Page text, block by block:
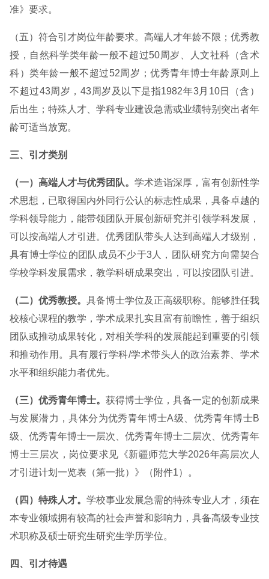
准》要求。
（五）符合引才岗位年龄要求。高端人才年龄不限；优秀教
授，自然科学类年龄一般不超过50周岁、人文社科（含术
科）类年龄一般不超过52周岁；优秀青年博士年龄原则上
不超过43周岁，43周岁及以下是指1982年3月10日（含）
后出生；特殊人才、学科专业建设急需或业绩特别突出者年
龄可适当放宽。
三、引才类别
（一）高端人才与优秀团队。 学术造诣深厚，富有创新性学
术思想，已取得国内外同行公认的标志性成果，具备卓越的
学科领导能力，能带领团队开展创新研究并引领学科发展，
可以按高端人才引进。优秀团队带头人达到高端人才级别，
具有博士学位的团队成员不少于3人，团队研究方向需契合
学校学科发展需求，教学科研成果突出，可以按团队引进。
（二）优秀教授。 具备博士学位及正高级职称。能够胜任我
校核心课程的教学，学术成果扎实且富有前瞻性，善于组织
团队或推动成果转化，对相关学科的发展能起到重要的引领
和推动作用。具有履行学科/学术带头人的政治素养、学术
水平和组织能力者优先。
（三）优秀青年博士。 获得博士学位，具备一定的创新成果
与发展潜力，具体分为优秀青年博士A级、优秀青年博士B
级、优秀青年博士一层次、优秀青年博士二层次、优秀青年
博士三层次，岗位要求见《新疆师范大学2026年高层次人
才引进计划一览表（第一批）》（附件1）。
（四）特殊人才。 学校事业发展急需的特殊专业人才，须在
本专业领域拥有较高的社会声誉和影响力，具备高级专业技
术职称及硕士研究生研究生学历学位。
四、引才待遇